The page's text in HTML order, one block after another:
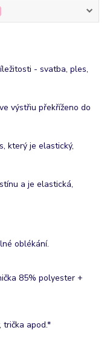
- svatba, ples,
výstřiu překříženo do
který je elastický,
a je elastická,
oblékání.
85% polyester +
trička apod.*